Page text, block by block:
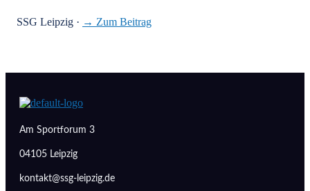
SSG Leipzig · → Zum Beitrag
Am Sportforum 3
04105 Leipzig
kontakt@ssg-leipzig.de